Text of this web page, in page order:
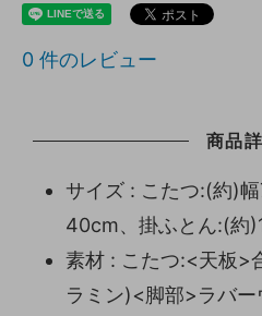
0 件のレビュー
商品
サイズ : こたつ:(約)
40cm、掛ふとん:(約
素材 : こたつ:<天板>
ラミン)<脚部>ラバ